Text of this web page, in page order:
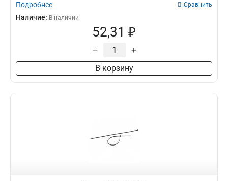
Подробнее Сравнить
Наличие: В наличии
52,31 ₽
– +
В корзину